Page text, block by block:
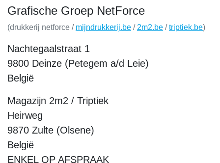
Grafische Groep NetForce
(drukkerij netforce / mijndrukkerij.be / 2m2.be /triptiek.be)
Nachtegaalstraat 1
9800 Deinze (Petegem a/d Leie)
België
Magazijn 2m2 / Triptiek
Heirweg
9870 Zulte (Olsene)
België
ENKEL OP AFSPRAAK